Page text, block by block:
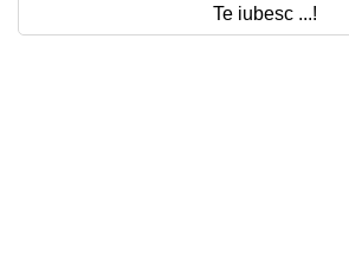
Te iubesc ...!